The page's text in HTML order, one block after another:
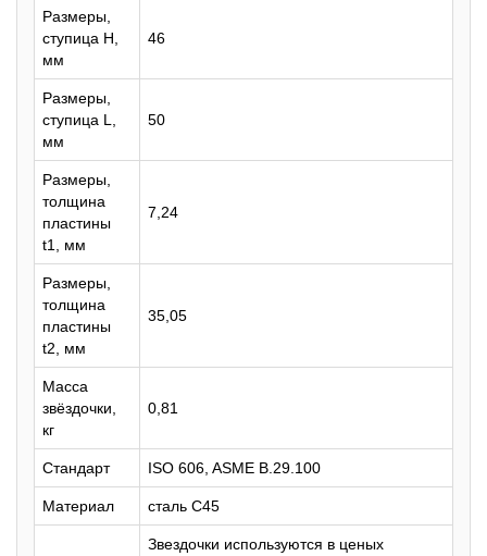
Размеры,
ступица H,
мм
46
Размеры,
ступица L,
мм
50
Размеры,
толщина
пластины
t1, мм
7,24
Размеры,
толщина
пластины
t2, мм
35,05
Масса
звёздочки,
кг
0,81
Стандарт ISO 606, ASME B.29.100
Материал сталь C45
Звездочки используются в ценых